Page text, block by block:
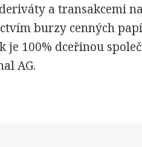
a transakcemi
burzy cenných
je 100% dceřinou
AG.